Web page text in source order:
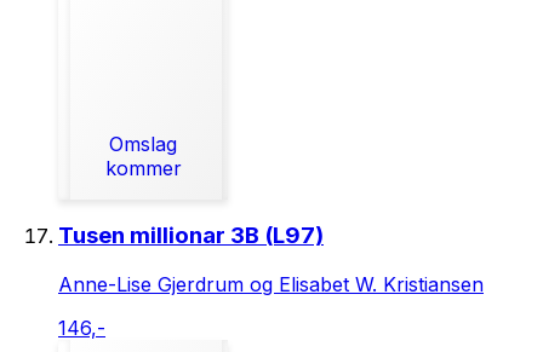
Omslag
kommer
Tusen millionar 3B (L97)
Anne-Lise Gjerdrum og Elisabet W. Kristiansen
146,-